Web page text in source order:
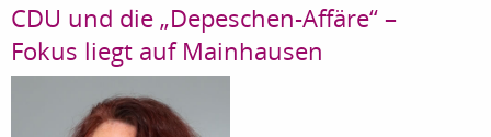
CDU und die „Depeschen-Affäre“ –
Fokus liegt auf Mainhausen